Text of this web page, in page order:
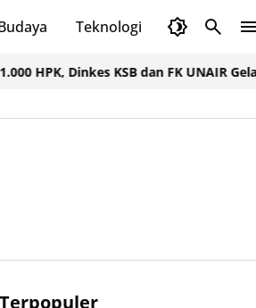
Teknologi Olahraga
Dinkes KSB dan FK UNAIR Gelar
Terpopuler